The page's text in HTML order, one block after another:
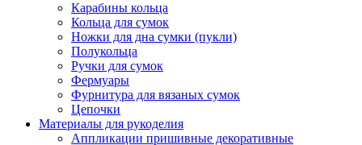
Карабины кольца
Кольца для сумок
Ножки для дна сумки (пукли)
Полукольца
Ручки для сумок
Фермуары
Фурнитура для вязаных сумок
Цепочки
Материалы для рукоделия
Аппликации пришивные декоративные